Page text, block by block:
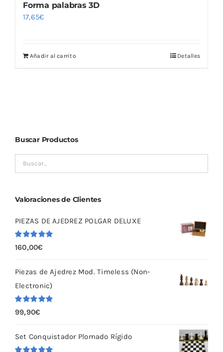
Forma palabras 3D
17,65€
Añadir al carrito Detalles
Buscar Productos
Valoraciones de Clientes
PIEZAS DE AJEDREZ POLGAR DELUXE
Valorado
con 5.00
160,00€
Piezas de Ajedrez Mod. Timeless (Non-
Electronic)
Valorado
con 5.00
99,90€
Set Conquistador Plomado Rígido